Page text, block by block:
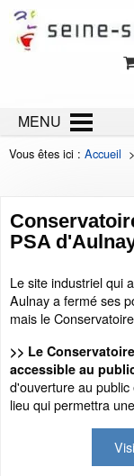
MENU
Vous êtes ici : Accueil >
PSA
Le site industriel qui
Aulnay a fermé ses
mais le
>> Le
accessible au
d'ouverture au
lieu qui permettra